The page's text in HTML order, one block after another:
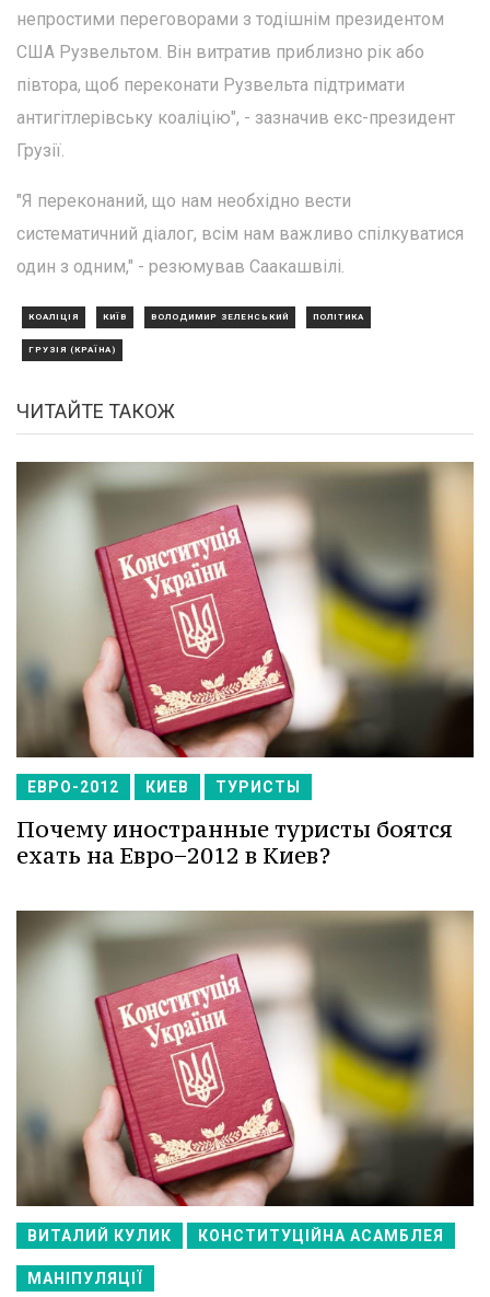
непростими переговорами з тодішнім президентом
США Рузвельтом. Він витратив приблизно рік або
півтора, щоб переконати Рузвельта підтримати
антигітлерівську коаліцію", - зазначив екс-президент
Грузії.
"Я переконаний, що нам необхідно вести
систематичний діалог, всім нам важливо спілкуватися
один з одним," - резюмував Саакашвілі.
КОАЛІЦІЯ КИЇВ ВОЛОДИМИР ЗЕЛЕНСЬКИЙ ПОЛІТИКА
ГРУЗІЯ (КРАЇНА)
ЧИТАЙТЕ ТАКОЖ
ЕВРО-2012 КИЕВ ТУРИСТЫ
Почему иностранные туристы боятся
ехать на Евро−2012 в Киев?
ВИТАЛИЙ КУЛИК КОНСТИТУЦІЙНА АСАМБЛЕЯ
МАНІПУЛЯЦІЇ